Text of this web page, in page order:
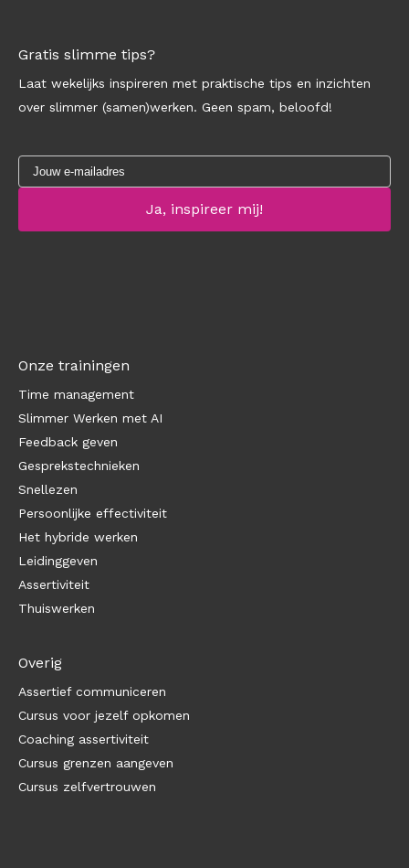
Gratis slimme tips?
Laat wekelijks inspireren met praktische tips en inzichten
over slimmer (samen)werken. Geen spam, beloofd!
Onze trainingen
Time management
Slimmer Werken met AI
Feedback geven
Gesprekstechnieken
Snellezen
Persoonlijke effectiviteit
Het hybride werken
Leidinggeven
Assertiviteit
Thuiswerken
Overig
Assertief communiceren
Cursus voor jezelf opkomen
Coaching assertiviteit
Cursus grenzen aangeven
Cursus zelfvertrouwen